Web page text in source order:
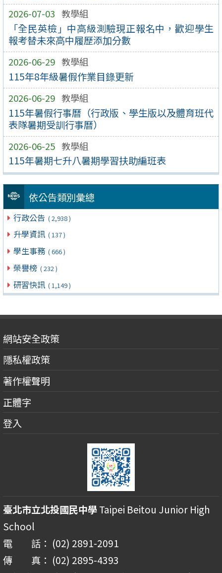
2026-07-03 教學組
「全民英檢」中高級測驗現正報名中，歡迎學生
報考替未來高中履歷添加分數
2026-06-29 教學組
115年8年級暑假作業目錄更新
2026-06-29 教學組
115年暑假行事曆（行政版、學生版以及體育班代
表隊暑期受訓行事曆）
2026-06-25 教學組
115年暑期七升八暑期學習扶助編班表
依公告類別彙總
行政公告 ( 2,938 )
升學資訊 ( 137 )
學生事務 ( 666 )
榮譽榜 ( 232 )
研習快訊 ( 1,149 )
網站安全政策
隱私權政策
著作權聲明
正體字
登入
臺北市立北投國民中學Taipei Beitou Junior High
School
電 話： (02) 2891-2091
傳 真： (02) 2895-4393